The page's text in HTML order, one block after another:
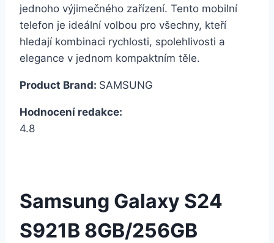
jednoho výjimečného zařízení. Tento mobilní
telefon je ideální volbou pro všechny, kteří
hledají kombinaci rychlosti, spolehlivosti a
elegance v jednom kompaktním těle.
Product Brand: SAMSUNG
Hodnocení redakce:
4.8
Samsung Galaxy S24
S921B 8GB/256GB